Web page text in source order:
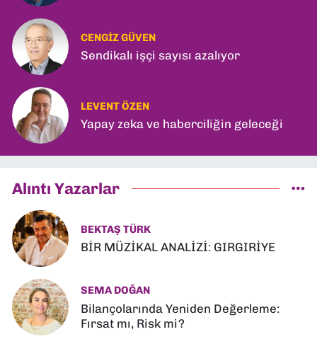
CENGIZ GÜVEN
Sendikalı işçi sayısı azalıyor
LEVENT ÖZEN
Yapay zeka ve haberciliğin geleceği
Alıntı Yazarlar
BEKTAŞ TÜRK
BİR MÜZİKAL ANALİZİ: GIRGIRİYE
SEMA DOĞAN
Bilançolarında Yeniden Değerleme:
Fırsat mı, Risk mi?